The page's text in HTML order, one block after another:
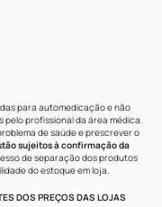
para automedicação e não
profissional da área médica.
de saúde e prescrever o
sujeitos à confirmação da
de separação dos produtos
do estoque em loja.
DOS PREÇOS DAS LOJAS